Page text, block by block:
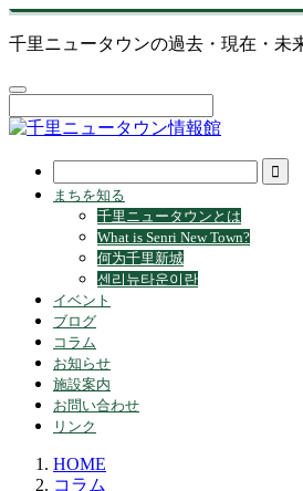
千里ニュータウンの過去・現在・未
まちを知る
千里ニュータウンとは
What is Senri New Town?
何为千里新城
센리뉴타운이란
イベント
ブログ
コラム
お知らせ
施設案内
お問い合わせ
リンク
HOME
コラム